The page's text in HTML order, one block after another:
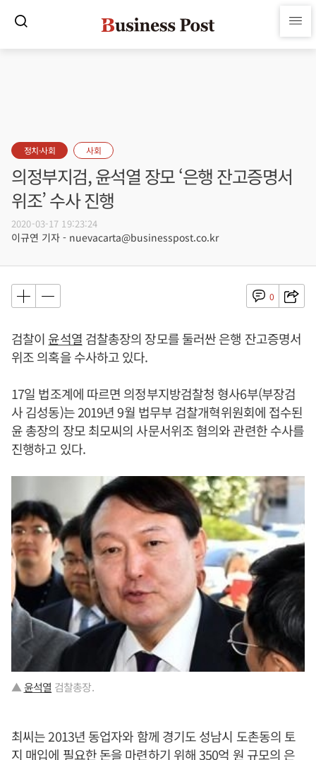
정치·사회 사회
의정부지검, 윤석열 장모 ‘은행 잔고증명서
위조’ 수사 진행
2020-03-17 19:23:24
이규연 기자 - nuevacarta@businesspost.co.kr
0
검찰이 윤석열 검찰총장의 장모를 둘러싼 은행 잔고증명서
위조 의혹을 수사하고 있다.
17일 법조계에 따르면 의정부지방검찰청 형사6부(부장검
사 김성동)는 2019년 9월 법무부 검찰개혁위원회에 접수된
윤 총장의 장모 최모씨의 사문서위조 혐의와 관련한 수사를
진행하고 있다.
▲윤석열 검찰총장.
최씨는 2013년 동업자와 함께 경기도 성남시 도촌동의 토
지 매입에 필요한 돈을 마련하기 위해 350억 원 규모의 은